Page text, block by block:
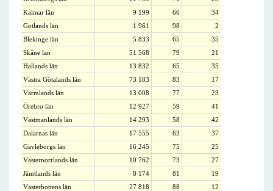
Kalmar län
9 199 66
34
Gotlands län
1 961 98
2
Blekinge län
5 833 65
35
Skåne län
51 568 79
21
Hallands län
13 832 65
35
Västra Götalands län
73 183 83
17
Värmlands län
13 008 77
23
Örebro län
12 927 59
41
Västmanlands län
14 293 58
42
Dalarnas län
17 555 63
37
Gävleborgs län
16 245 75
25
Västernorrlands län
10 762 73
27
Jämtlands län
8 174 81
19
Västerbottens län
27 818 88
12